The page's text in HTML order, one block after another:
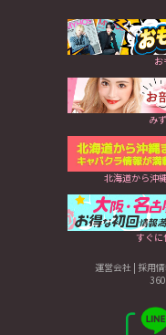
み
北海道から沖
すぐに
運営会社 | 採用